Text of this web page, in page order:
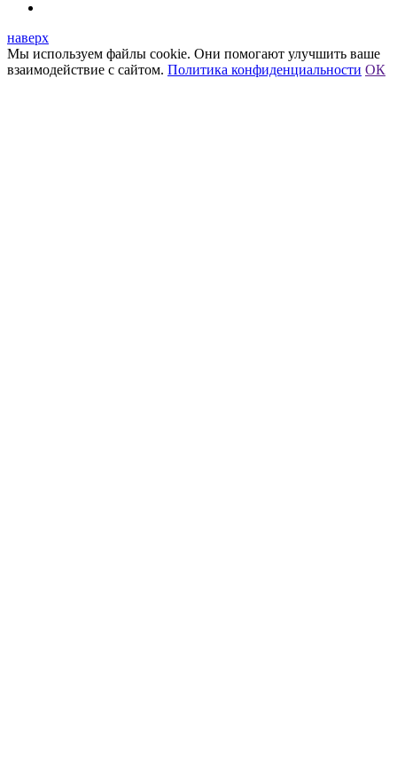
наверх
Мы используем файлы cookie. Они помогают улучшить ваше
взаимодействие с сайтом. Политика конфиденциальности ОК